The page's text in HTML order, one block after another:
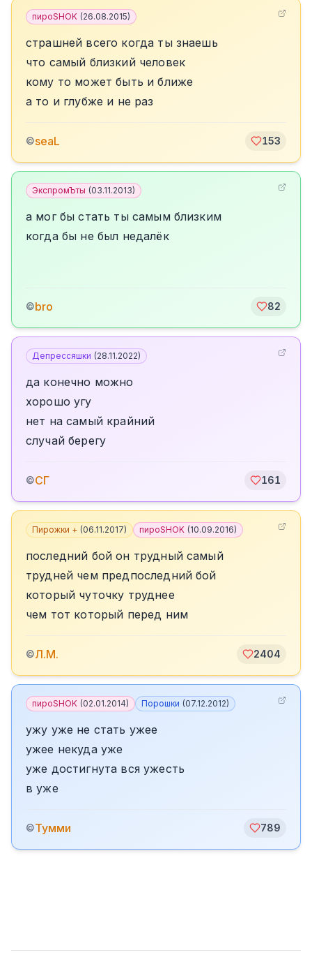
пироSHOK (26.08.2015)
страшней всего когда ты знаешь
что самый близкий человек
кому то может быть и ближе
а то и глубже и не раз
©seaL 153
ЭкспромЪты (03.11.2013)
а мог бы стать ты самым близким
когда бы не был недалёк
©bro 82
Депрессяшки (28.11.2022)
да конечно можно
хорошо угу
нет на самый крайний
случай берегу
©СГ 161
Пирожки + (06.11.2017) пироSHOK (10.09.2016)
последний бой он трудный самый
трудней чем предпоследний бой
который чуточку труднее
чем тот который перед ним
©Л.М. 2404
пироSHOK (02.01.2014) Порошки (07.12.2012)
ужу уже не стать ужее
ужее некуда уже
уже достигнута вся ужесть
в уже
©Тумми 789